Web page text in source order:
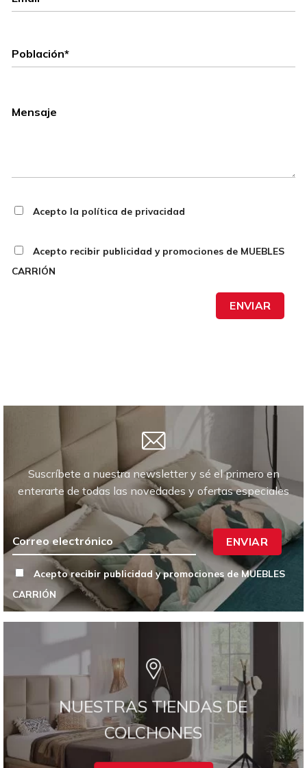
Acepto la política de privacidad
Acepto recibir publicidad y promociones de MUEBLES
CARRIÓN
ENVIAR
Suscríbete a nuestra newsletter y sé el primero en
enterarte de todas las novedades y ofertas especiales
Acepto recibir publicidad y promociones de MUEBLES
CARRIÓN
ENVIAR
NUESTRAS TIENDAS DE
COLCHONES